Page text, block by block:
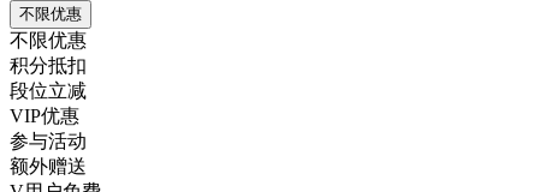
不限优惠
不限优惠
积分抵扣
段位立减
VIP优惠
参与活动
额外赠送